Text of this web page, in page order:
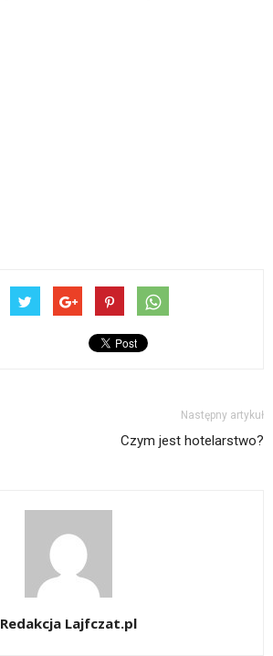
Następny artykuł
Czym jest hotelarstwo?
Redakcja Lajfczat.pl